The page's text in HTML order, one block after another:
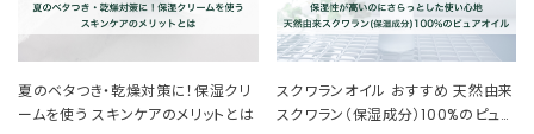
夏のベタつき・乾燥対策に！保湿クリ
ームを使う スキンケアのメリットとは
スクワランオイル おすすめ 天然由来
スクワラン（保湿成分）100%のピュア